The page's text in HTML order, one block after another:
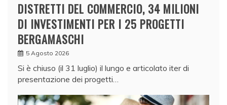
DISTRETTI DEL COMMERCIO, 34 MILIONI
DI INVESTIMENTI PER I 25 PROGETTI
BERGAMASCHI
5 Agosto 2026
Si è chiuso (il 31 luglio) il lungo e articolato iter di
presentazione dei progetti…